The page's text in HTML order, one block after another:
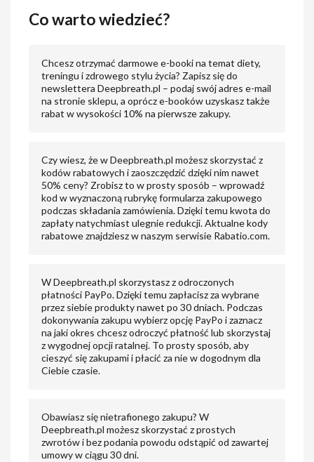
Co warto wiedzieć?
Chcesz otrzymać darmowe e-booki na temat diety,
treningu i zdrowego stylu życia? Zapisz się do
newslettera Deepbreath.pl – podaj swój adres e-mail
na stronie sklepu, a oprócz e-booków uzyskasz także
rabat w wysokości 10% na pierwsze zakupy.
Czy wiesz, że w Deepbreath.pl możesz skorzystać z
kodów rabatowych i zaoszczędzić dzięki nim nawet
50% ceny? Zrobisz to w prosty sposób – wprowadź
kod w wyznaczoną rubrykę formularza zakupowego
podczas składania zamówienia. Dzięki temu kwota do
zapłaty natychmiast ulegnie redukcji. Aktualne kody
rabatowe znajdziesz w naszym serwisie Rabatio.com.
W Deepbreath.pl skorzystasz z odroczonych
płatności PayPo. Dzięki temu zapłacisz za wybrane
przez siebie produkty nawet po 30 dniach. Podczas
dokonywania zakupu wybierz opcję PayPo i zaznacz
na jaki okres chcesz odroczyć płatność lub skorzystaj
z wygodnej opcji ratalnej. To prosty sposób, aby
cieszyć się zakupami i płacić za nie w dogodnym dla
Ciebie czasie.
Obawiasz się nietrafionego zakupu? W
Deepbreath.pl możesz skorzystać z prostych
zwrotów i bez podania powodu odstąpić od zawartej
umowy w ciągu 30 dni.